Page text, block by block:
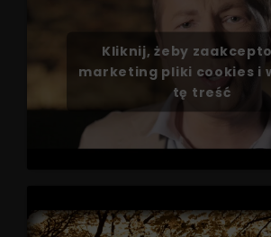
Kliknij, żeby
marketing pliki cookies i
tę treść